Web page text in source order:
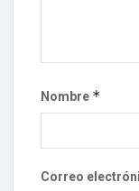
Nombre *
Correo